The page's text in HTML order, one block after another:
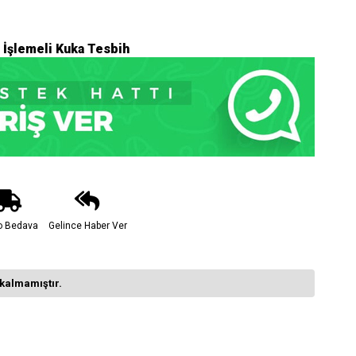
Kuka Tesbih
Bedava Gelince Haber Ver